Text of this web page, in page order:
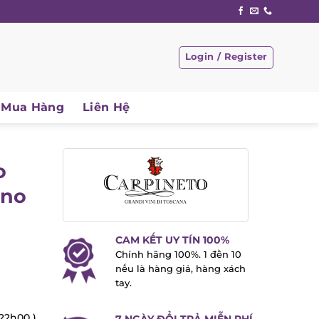
Login / Register
Mua Hàng Liên Hệ
CAM KẾT UY TÍN 100%
Chính hãng 100%. 1 đền 10
nếu là hàng giả, hàng xách
tay.